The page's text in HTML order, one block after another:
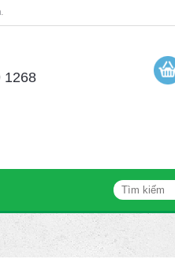
.
1268